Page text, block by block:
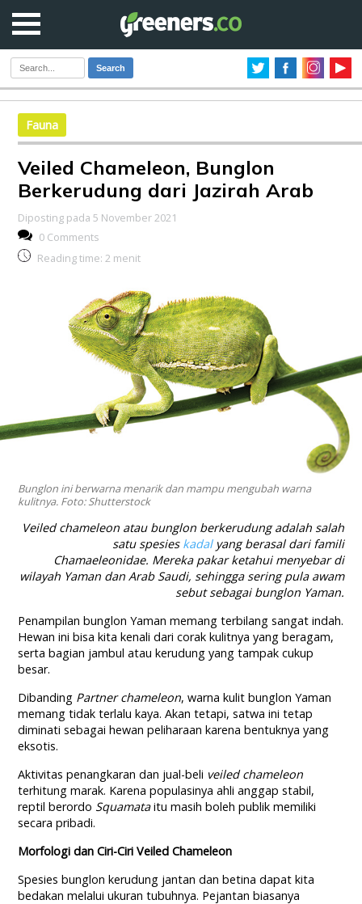
Search
Fauna
Veiled Chameleon, Bunglon
Berkerudung dari Jazirah Arab
Diposting pada 5 November 2021
0 Comments
Reading time: 2 menit
Bunglon ini berwarna menarik dan mampu mengubah warna
kulitnya. Foto: Shutterstock
Veiled chameleonatau bunglon berkerudung adalah salah
satu spesies kadalyang berasal dari famili
Chamaeleonidae. Mereka pakar ketahui menyebar di
wilayah Yaman dan Arab Saudi, sehingga sering pula awam
sebut sebagai bunglon Yaman.
Penampilan bunglon Yaman memang terbilang sangat indah.
Hewan ini bisa kita kenali dari corak kulitnya yang beragam,
serta bagian jambul atau kerudung yang tampak cukup
besar.
Dibanding Partner chameleon, warna kulit bunglon Yaman
memang tidak terlalu kaya. Akan tetapi, satwa ini tetap
diminati sebagai hewan peliharaan karena bentuknya yang
eksotis.
Aktivitas penangkaran dan jual-beli veiled chameleon
terhitung marak. Karena populasinya ahli anggap stabil,
reptil berordo Squamataitu masih boleh publik memiliki
secara pribadi.
Morfologi dan Ciri-Ciri Veiled Chameleon
Spesies bunglon kerudung jantan dan betina dapat kita
bedakan melalui ukuran tubuhnya. Pejantan biasanya